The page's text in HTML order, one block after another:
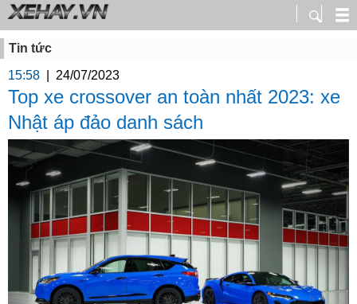
Tin tức
15:58
24/07/2023
Top xe crossover an toàn nhất 2023: xe
Nhật áp đảo danh sách